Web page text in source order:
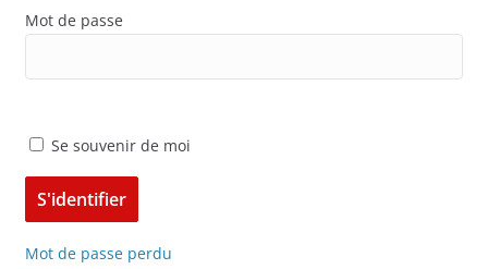
Mot de passe
Se souvenir de moi
Mot de passe perdu